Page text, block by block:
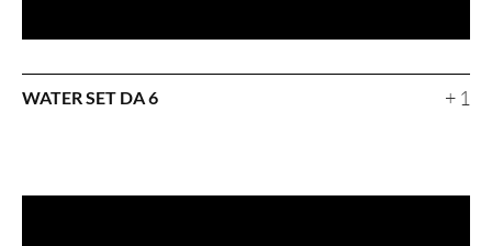
WATER SET DA 6 + 1